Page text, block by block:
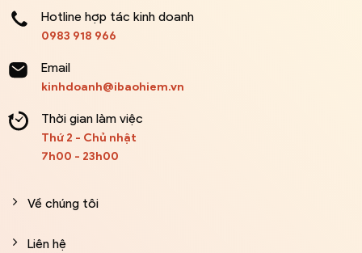
Hotline hợp tác kinh doanh
0983 918 966
Email
kinhdoanh@ibaohiem.vn
Thời gian làm việc
Thứ 2 - Chủ nhật
7h00 - 23h00
Về chúng tôi
Liên hệ